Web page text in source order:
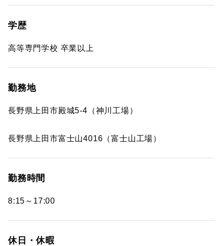
学歴
高等専門学校 卒業以上
勤務地
長野県上田市殿城5-4（神川工場）
長野県上田市富士山4016（富士山工場）
勤務時間
8:15～17:00
休日・休暇